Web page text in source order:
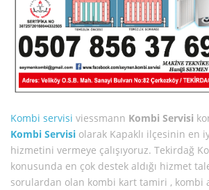
Kombi servisi viessmann Kombi Servisi
Kombi Servisi olarak Kapaklı ilçesinin en
hizmetini vermeye çalışıyoruz. Tekirdağ
konusunda en çok destek aldığı hizmet
sorulardan olan kombi kart tamiri , kombi